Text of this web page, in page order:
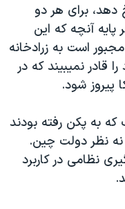
دهد، برای هر دو
آنچه که اين
است به زرادخانه
قادر نميبيند که در
پيروز شود.
که به پکن رفته بودند
نظر دولت چين.
نظامی در کاربرد